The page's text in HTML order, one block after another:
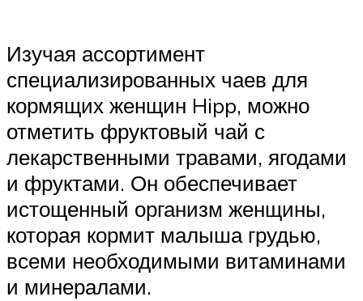
Изучая ассортимент
специализированных чаев для
кормящих женщин Hipp, можно
отметить фруктовый чай с
лекарственными травами, ягодами
и фруктами. Он обеспечивает
истощенный организм женщины,
которая кормит малыша грудью,
всеми необходимыми витаминами
и минералами.